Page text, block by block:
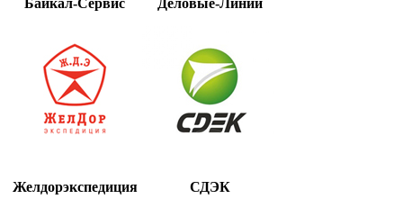
Байкал-Сервис Деловые-Линии
Желдорэкспедиция СДЭК